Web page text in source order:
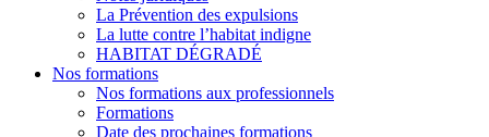
La Prévention des expulsions
La lutte contre l’habitat indigne
HABITAT DÉGRADÉ
Nos formations
Nos formations aux professionnels
Formations
Date des prochaines formations